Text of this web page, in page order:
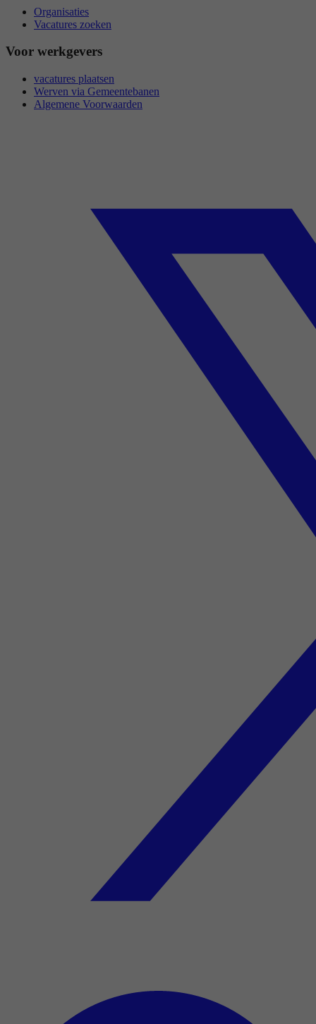
Organisaties
Vacatures zoeken
Voor werkgevers
vacatures plaatsen
Werven via Gemeentebanen
Algemene Voorwaarden